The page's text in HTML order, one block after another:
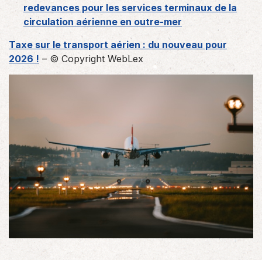
redevances pour les services terminaux de la
circulation aérienne en outre-mer
Taxe sur le transport aérien : du nouveau pour
2026 ! – © Copyright WebLex